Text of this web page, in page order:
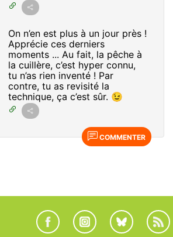
On n’en est plus à un jour près !
Apprécie ces derniers
moments ... Au fait, la pêche à
la cuillère, c’est hyper connu,
tu n’as rien inventé ! Par
contre, tu as revisité la
technique, ça c’est sûr. 😉
COMMENTER